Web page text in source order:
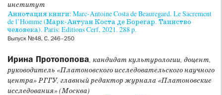
институт
Аннотация книги: Marc-Antoine Costa de Beauregard. Le Sacrement
de l’Homme (Марк-Антуан Коста де Борегар. Таинство
человека). Paris: Editions Cerf, 2021. 288 p.
Выпуск №48, С. 246–250
Ирина Протопопова, кандидат культурологии, доцент,
руководитель «Платоновского исследовательского научного
центра» РГГУ, главный редактор журнала «Платоновские
исследования» (Москва)